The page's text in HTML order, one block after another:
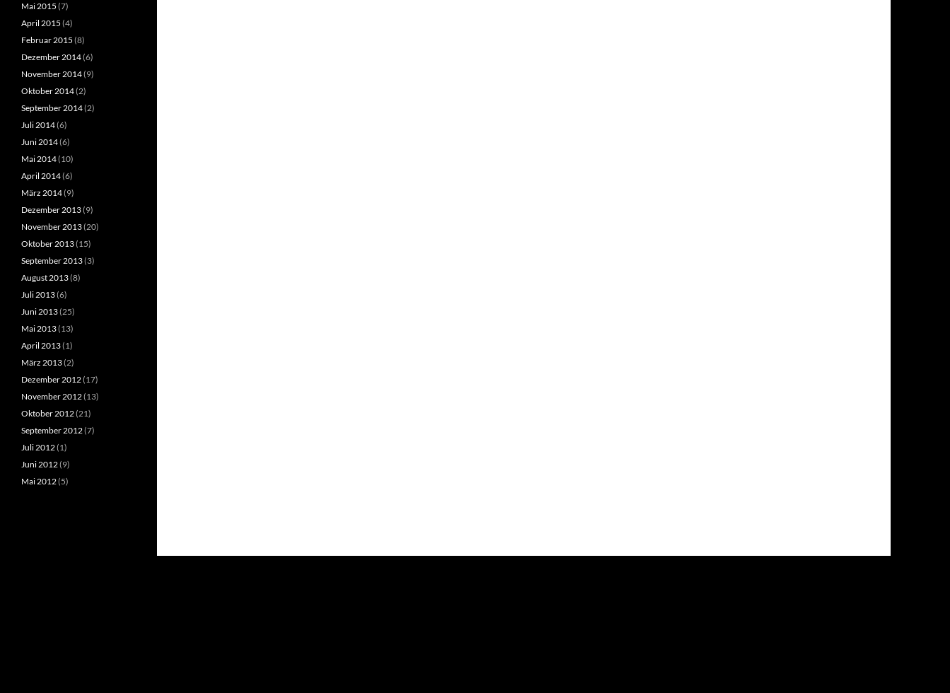
Mai 2015 (7)
April 2015 (4)
Februar 2015 (8)
Dezember 2014(6)
November 2014(9)
Oktober 2014(2)
September 2014(2)
Juli 2014(6)
Juni 2014(6)
Mai 2014(10)
April 2014(6)
März 2014(9)
Dezember 2013(9)
November 2013(20)
Oktober 2013(15)
September 2013(3)
August 2013(8)
Juli 2013(6)
Juni 2013(25)
Mai 2013(13)
April 2013(1)
März 2013(2)
Dezember 2012(17)
November 2012(13)
Oktober 2012(21)
September 2012(7)
Juli 2012(1)
Juni 2012(9)
Mai 2012(5)